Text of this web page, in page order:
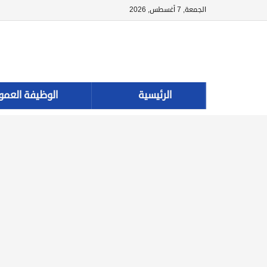
الجمعة, 7 أغسطس, 2026
الرئيسية الوظيفة